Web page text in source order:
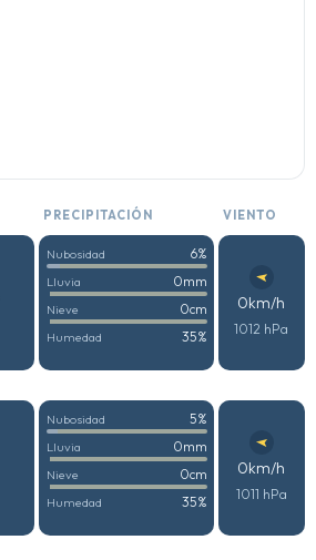
PRECIPITACIÓN VIENTO
Nubosidad 6%
Lluvia 0mm
Nieve 0cm
Humedad 35%
0km/h
1012 hPa
Nubosidad 5%
Lluvia 0mm
Nieve 0cm
Humedad 35%
0km/h
1011 hPa